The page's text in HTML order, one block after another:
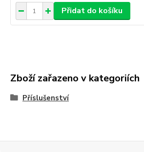
Přidat do košíku
Zboží zařazeno v kategoriích
Příslušenství